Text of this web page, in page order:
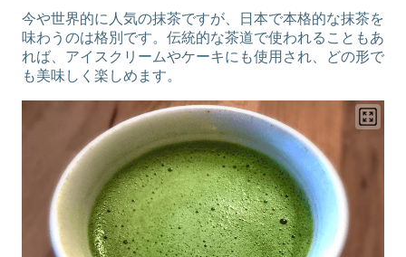
今や世界的に人気の抹茶ですが、日本で本格的な抹茶を
味わうのは格別です。伝統的な茶道で使われることもあ
れば、アイスクリームやケーキにも使用され、どの形で
も美味しく楽しめます。